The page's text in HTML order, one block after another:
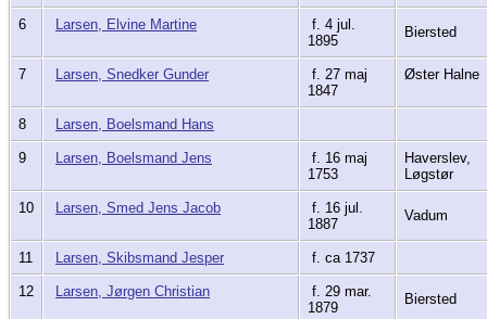
6 Larsen, Elvine Martine
f. 4 jul.
1895
Biersted
7 Larsen, Snedker Gunder
f. 27 maj
1847
Øster Halne
8 Larsen, Boelsmand Hans
9 Larsen, Boelsmand Jens
f. 16 maj
1753
Haverslev,
Løgstør
10 Larsen, Smed Jens Jacob
f. 16 jul.
1887
Vadum
11 Larsen, Skibsmand Jesper f. ca 1737
12 Larsen, Jørgen Christian
f. 29 mar.
1879
Biersted